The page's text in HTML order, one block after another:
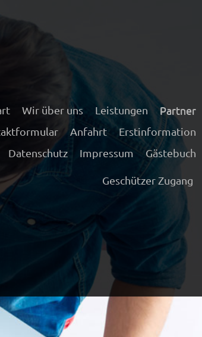
Wir über uns Leistungen
Partner
Anfahrt
Erstinformation
Datenschutz
Impressum Gästebuch
Geschützer Zugang